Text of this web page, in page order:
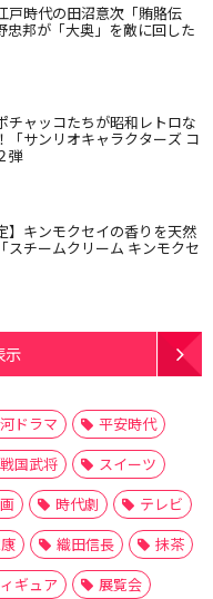
戸時代の田沼意次「賄賂伝
忠邦が「大奥」を敵に回した
チャッコたちが昭和レトロな
「サンリオキャラクターズ コ
弾
】キンモクセイの香りを天然
スチームクリーム キンモクセ
示
ドラマ
平安時代
戦国武将
スイーツ
時代劇
テレビ
織田信長
抹茶
ギュア
展覧会